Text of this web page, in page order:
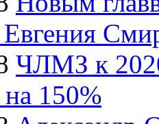
Евгения
ЧЛМЗ к
на 150%